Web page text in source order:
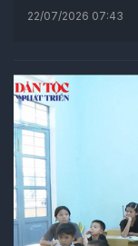
22/07/2026 07:43